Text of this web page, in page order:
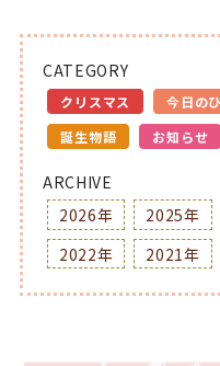
CATEGORY
クリスマス 今日の
誕生物語
お知らせ
ARCHIVE
2026年
2025年
2022年
2021年